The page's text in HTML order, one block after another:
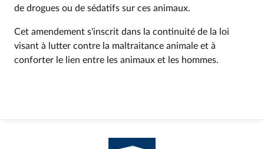
de drogues ou de sédatifs sur ces animaux.
Cet amendement s'inscrit dans la continuité de la loi
visant à lutter contre la maltraitance animale et à
conforter le lien entre les animaux et les hommes.